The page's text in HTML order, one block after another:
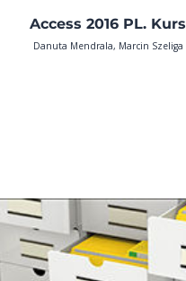
Access 2016 PL. Kurs
Danuta Mendrala, Marcin Szeliga